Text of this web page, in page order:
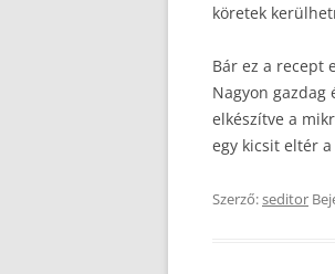
köretek
Bár ez a recept
Nagyon
elkészítve a
egy kicsit eltér
Szerző:seditor